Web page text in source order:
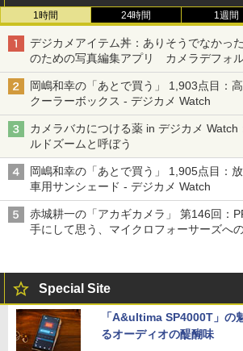
1時間 24時間 1週間
デジカメアイテム丼：ありそうでなかっ
のための写真編集アプリ カメラデフォル
る「Filmator」
岡嶋和幸の「あとで買う」 1,903点目：
クーラーボックス - デジカメ Watch
カメラバカにつける薬 in デジカメ Watch
ルドズームと呼ぼう
岡嶋和幸の「あとで買う」 1,905点目：
車用サンシェード - デジカメ Watch
赤城耕一の「アカギカメラ」 第146回：
手にして思う、マイクロフォーサーズへ
Special Site
「A&ultima SP4000T」の
るオーディオの醍醐味